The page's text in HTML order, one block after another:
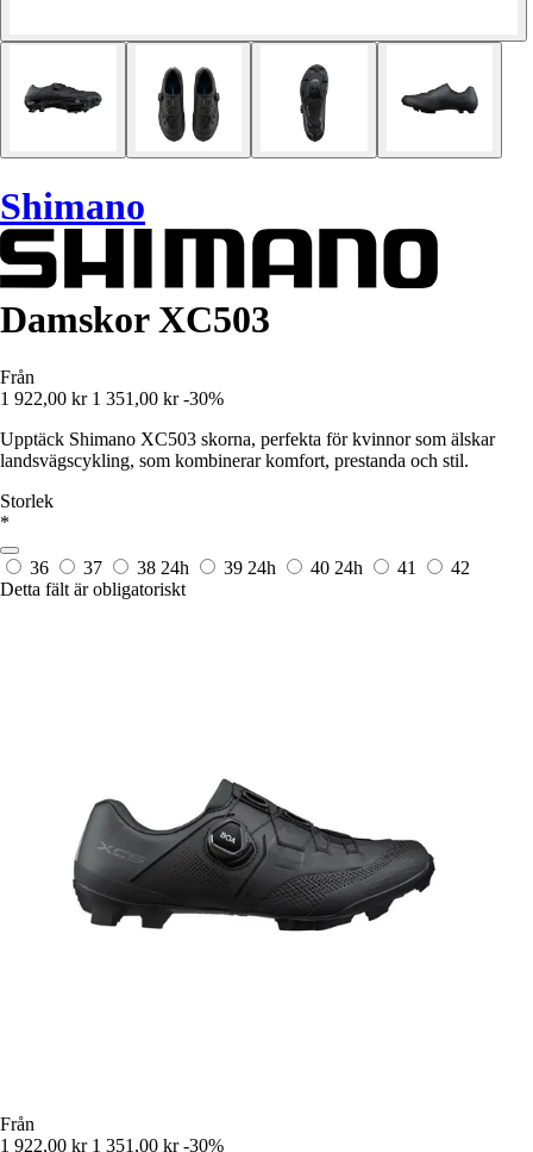
Shimano
Damskor XC503
Från
1 922,00 kr 1 351,00 kr -30%
Upptäck Shimano XC503 skorna, perfekta för kvinnor som älskar
landsvägscykling, som kombinerar komfort, prestanda och stil.
Storlek
*
36 37 38 24h 39 24h 40 24h 41
42
Detta fält är obligatoriskt
Från
1 922,00 kr 1 351,00 kr -30%